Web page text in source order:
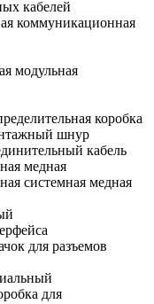
кабелей
коммуникационная
модульная
коробка
шнур
кабель
медная
системная медная
для разъемов
для